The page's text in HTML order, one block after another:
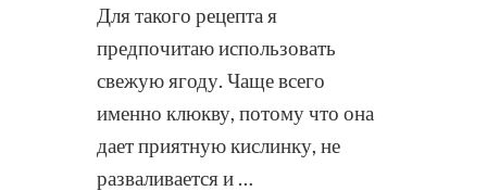
Для такого рецепта я
предпочитаю использовать
свежую ягоду. Чаще всего
именно клюкву, потому что она
дает приятную кислинку, не
разваливается и …